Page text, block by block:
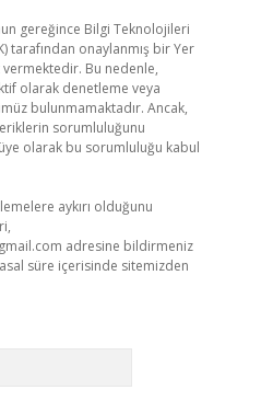
gereğince Bilgi Teknolojileri
tarafından onaylanmış bir Yer
vermektedir. Bu nedenle,
olarak denetleme veya
bulunmamaktadır. Ancak,
sorumluluğunu
olarak bu sorumluluğu kabul
aykırı olduğunu
adresine bildirmeniz
süre içerisinde sitemizden